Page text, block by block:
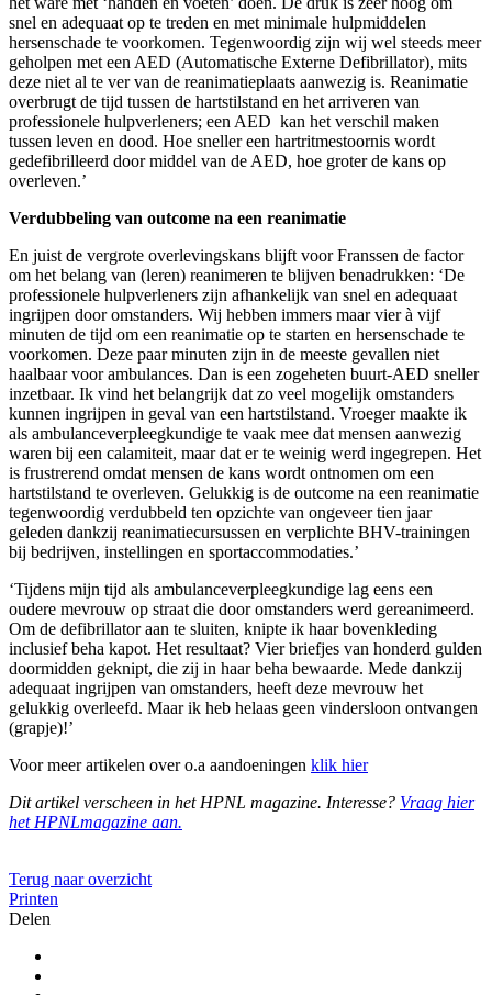
snel en adequaat op te treden en met minimale hulpmiddelen
hersenschade te voorkomen. Tegenwoordig zijn wij wel steeds meer
geholpen met een AED (Automatische Externe Defibrillator), mits
deze niet al te ver van de reanimatieplaats aanwezig is. Reanimatie
overbrugt de tijd tussen de hartstilstand en het arriveren van
professionele hulpverleners; een AED kan het verschil maken
tussen leven en dood. Hoe sneller een hartritmestoornis wordt
gedefibrilleerd door middel van de AED, hoe groter de kans op
overleven.’
Verdubbeling van outcome na een reanimatie
En juist de vergrote overlevingskans blijft voor Franssen de factor
om het belang van (leren) reanimeren te blijven benadrukken: ‘De
professionele hulpverleners zijn afhankelijk van snel en adequaat
ingrijpen door omstanders. Wij hebben immers maar vier à vijf
minuten de tijd om een reanimatie op te starten en hersenschade te
voorkomen. Deze paar minuten zijn in de meeste gevallen niet
haalbaar voor ambulances. Dan is een zogeheten buurt-AED sneller
inzetbaar. Ik vind het belangrijk dat zo veel mogelijk omstanders
kunnen ingrijpen in geval van een hartstilstand. Vroeger maakte ik
als ambulanceverpleegkundige te vaak mee dat mensen aanwezig
waren bij een calamiteit, maar dat er te weinig werd ingegrepen. Het
is frustrerend omdat mensen de kans wordt ontnomen om een
hartstilstand te overleven. Gelukkig is de outcome na een reanimatie
tegenwoordig verdubbeld ten opzichte van ongeveer tien jaar
geleden dankzij reanimatiecursussen en verplichte BHV-trainingen
bij bedrijven, instellingen en sportaccommodaties.’
‘Tijdens mijn tijd als ambulanceverpleegkundige lag eens een
oudere mevrouw op straat die door omstanders werd gereanimeerd.
Om de defibrillator aan te sluiten, knipte ik haar bovenkleding
inclusief beha kapot. Het resultaat? Vier briefjes van honderd gulden
doormidden geknipt, die zij in haar beha bewaarde. Mede dankzij
adequaat ingrijpen van omstanders, heeft deze mevrouw het
gelukkig overleefd. Maar ik heb helaas geen vindersloon ontvangen
(grapje)!’
Voor meer artikelen over o.a aandoeningen klik hier
Dit artikel verscheen in het HPNL magazine. Interesse? Vraag hier
het HPNLmagazine aan.
Terug naar overzicht
Printen
Delen